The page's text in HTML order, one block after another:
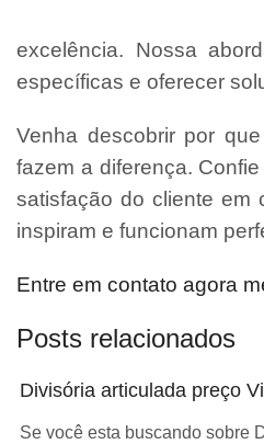
excelência. Nossa
específicas e oferecer
Venha descobrir por
fazem a diferença.
satisfação do cliente em
inspiram e funcionam
Entre em contato agora
Posts relacionados
Divisória articulada preço
Se você esta buscando sobre